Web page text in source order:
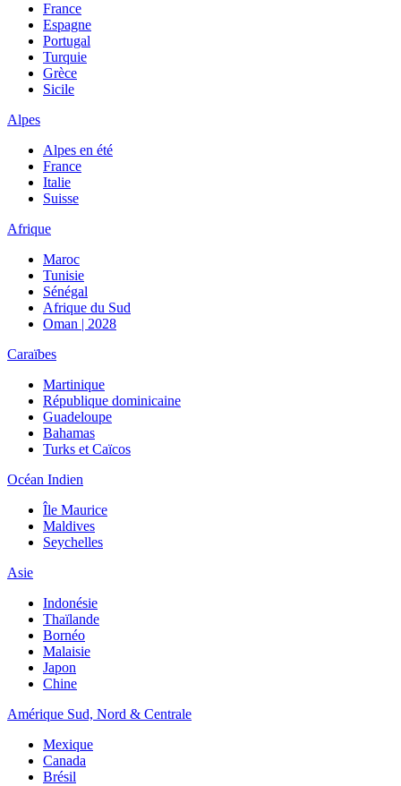
France
Espagne
Portugal
Turquie
Grèce
Sicile
Alpes
Alpes en été
France
Italie
Suisse
Afrique
Maroc
Tunisie
Sénégal
Afrique du Sud
Oman | 2028
Caraïbes
Martinique
République dominicaine
Guadeloupe
Bahamas
Turks et Caïcos
Océan Indien
Île Maurice
Maldives
Seychelles
Asie
Indonésie
Thaïlande
Bornéo
Malaisie
Japon
Chine
Amérique Sud, Nord & Centrale
Mexique
Canada
Brésil